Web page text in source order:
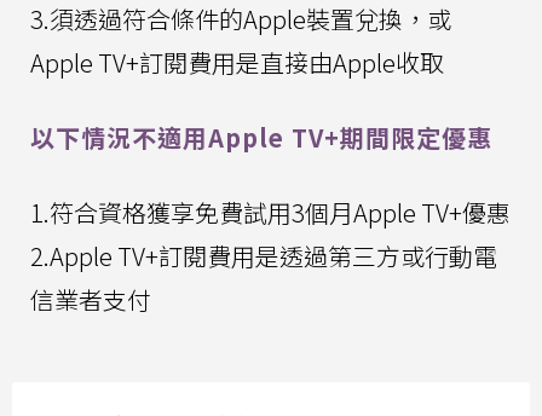
3.須透過符合條件的Apple裝置兌換，或
Apple TV+訂閱費用是直接由Apple收取
以下情況不適用Apple TV+期間限定優惠
1.符合資格獲享免費試用3個月Apple TV+優惠
2.Apple TV+訂閱費用是透過第三方或行動電
信業者支付